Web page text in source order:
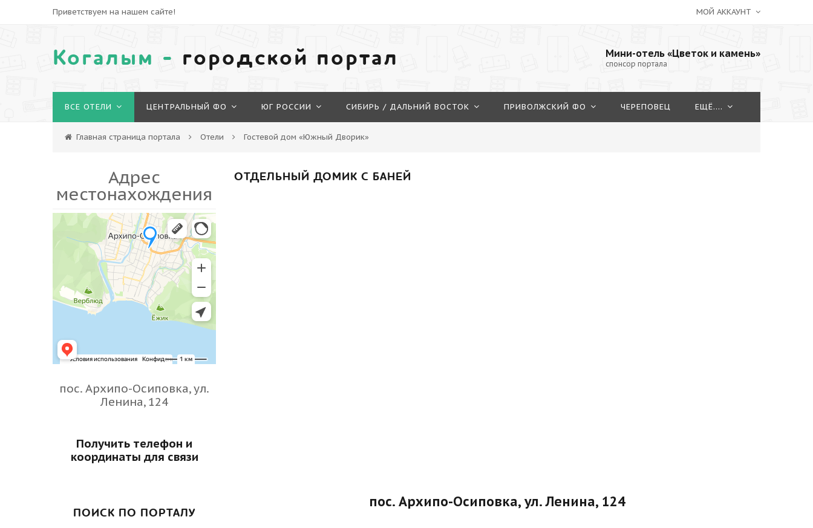
Приветствуем на нашем сайте! МОЙ АККАУНТ
Когалым - городской портал Мини-отель «Цветок и камень»
спонсор портала
ВСЕ ОТЕЛИ ЦЕНТРАЛЬНЫЙ ФО ЮГ РОССИИ СИБИРЬ / ДАЛЬНИЙ ВОСТОК ПРИВОЛЖСКИЙ ФО ЧЕРЕПОВЕЦ ЕЩЁ....
Главная страница портала Отели Гостевой дом «Южный Дворик»
ОТДЕЛЬНЫЙ ДОМИК С БАНЕЙ
пос. Архипо-Осиповка, ул. Ленина, 124
Адрес
местонахождения
пос. Архипо-Осиповка, ул.
Ленина, 124
Получить телефон и
координаты для связи
ПОИСК ПО ПОРТАЛУ